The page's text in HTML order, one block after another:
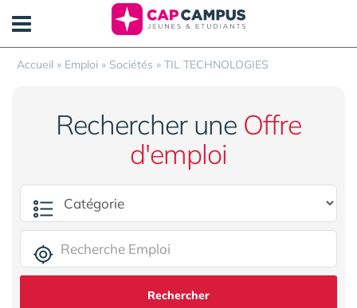
Accueil » Emploi » Sociétés » TIL TECHNOLOGIES
Rechercher une Offre
d'emploi
Rechercher
Panneau de gestion des cookies